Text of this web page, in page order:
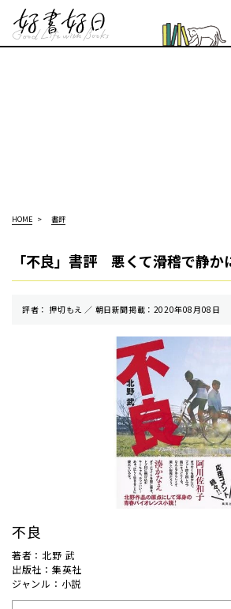
HOME 書評
「不良」書評 悪くて滑稽で静か
評者： 押切もえ ／ 朝⽇新聞掲載：2020年08月08日
不良
著者：北野 武
出版社：集英社
ジャンル：小説